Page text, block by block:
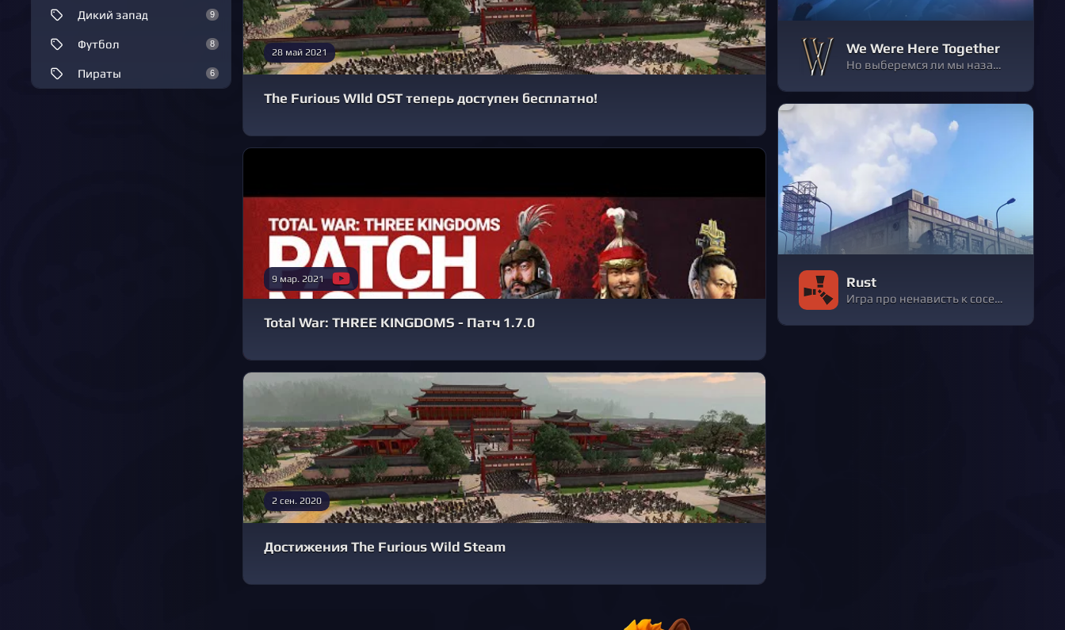
9
Дикий запад
8
Футбол
6
Пираты
28 май 2021
The Furious WIld OST теперь доступен бесплатно!
9 мар. 2021
Total War: THREE KINGDOMS - Патч 1.7.0
2 сен. 2020
Достижения The Furious Wild Steam
We Were Here Together
Но выберемся ли мы назад — вместе?
Rust
Игра про ненависть к соседям